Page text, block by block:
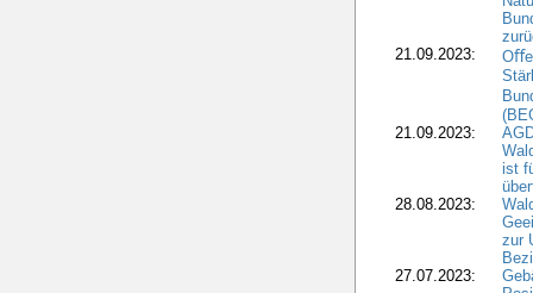
21.09.2023:
21.09.2023:
ist
28.08.2023:
zur
27.07.2023: